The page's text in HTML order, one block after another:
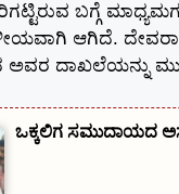
ಬಗ್ಗೆ
ಆಗಿದೆ.
ಅವರ ದಾಖಲೆಯನ್ನು
ಒಕ್ಕಲಿಗ ಸಮುದಾಯದ